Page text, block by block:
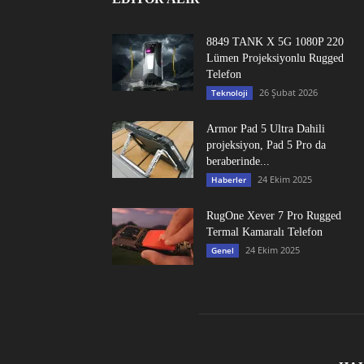
8849 TANK X 5G 1080P 220
Lümen Projeksiyonlu Rugged
Telefon
Teknoloji 26 Şubat 2026
Armor Pad 5 Ultra Dahili
projeksiyon, Pad 5 Pro da
beraberinde...
Haberler 24 Ekim 2025
RugOne Xever 7 Pro Rugged
Termal Kamaralı Telefon
Genel 24 Ekim 2025